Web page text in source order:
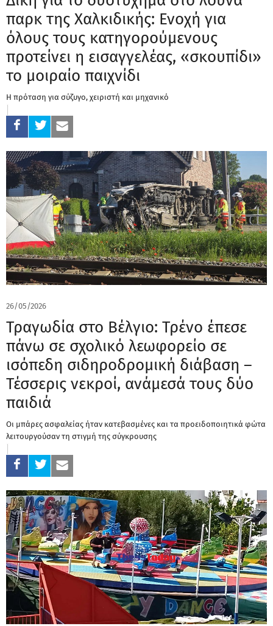
παρκ της Χαλκιδικής: Ενοχή για
όλους τους κατηγορούμενους
προτείνει η εισαγγελέας, «σκουπίδι»
το μοιραίο παιχνίδι
Η πρόταση για σύζυγο, χειριστή και μηχανικό
26/05/2026
Τραγωδία στο Βέλγιο: Τρένο έπεσε
πάνω σε σχολικό λεωφορείο σε
ισόπεδη σιδηροδρομική διάβαση –
Τέσσερις νεκροί, ανάμεσά τους δύο
παιδιά
Οι μπάρες ασφαλείας ήταν κατεβασμένες και τα προειδοποιητικά φώτα
λειτουργούσαν τη στιγμή της σύγκρουσης